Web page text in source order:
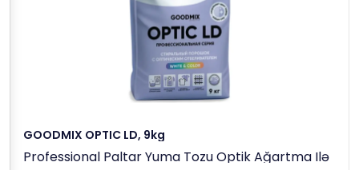
GOODMIX OPTIC LD, 9kg
Professional Paltar Yuma Tozu Optik Ağartma Ilə